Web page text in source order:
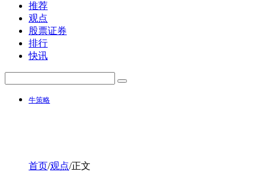
推荐
观点
股票证券
排行
快讯
牛策略
首页/观点/正文